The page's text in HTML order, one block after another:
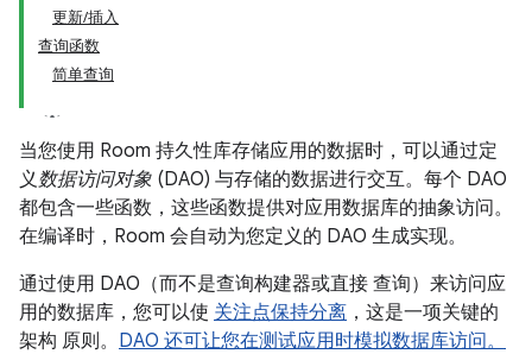
更新/插入
查询函数
简单查询
当您使用 Room 持久性库存储应用的数据时，可以通过定
义数据访问对象 (DAO) 与存储的数据进行交互。每个 DAO
都包含一些函数，这些函数提供对应用数据库的抽象访问。
在编译时，Room 会自动为您定义的 DAO 生成实现。
通过使用 DAO（而不是查询构建器或直接 查询）来访问应
用的数据库，您可以使 关注点保持分离 ，这是一项关键的
架构 原则。 DAO 还可让您在测试应用时模拟数据库访问。